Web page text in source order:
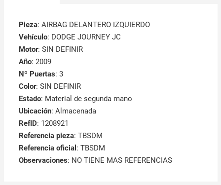
Pieza: AIRBAG DELANTERO IZQUIERDO
Vehículo: DODGE JOURNEY JC
Motor: SIN DEFINIR
Año: 2009
Nº Puertas: 3
Color: SIN DEFINIR
Estado: Material de segunda mano
Ubicación: Almacenada
RefID: 1208921
Referencia pieza: TBSDM
Referencia oficial : TBSDM
Observaciones: NO TIENE MAS REFERENCIAS